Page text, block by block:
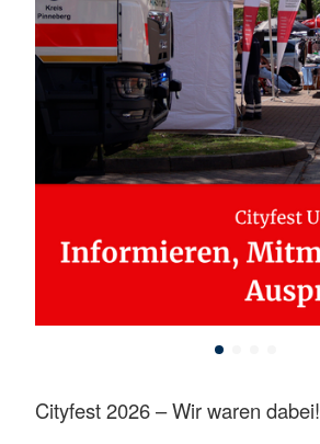
Cityfest 2026 – Wir waren dabei!